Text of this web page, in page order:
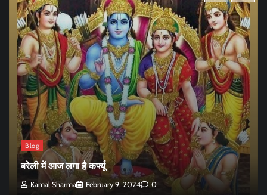
Blog
बरेली में आज लगा है कर्फ्यू
Kamal Sharma February 9, 2024 0